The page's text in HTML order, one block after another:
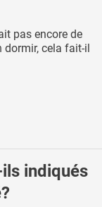
pas encore de
dormir, cela fait-il
ils indiqués